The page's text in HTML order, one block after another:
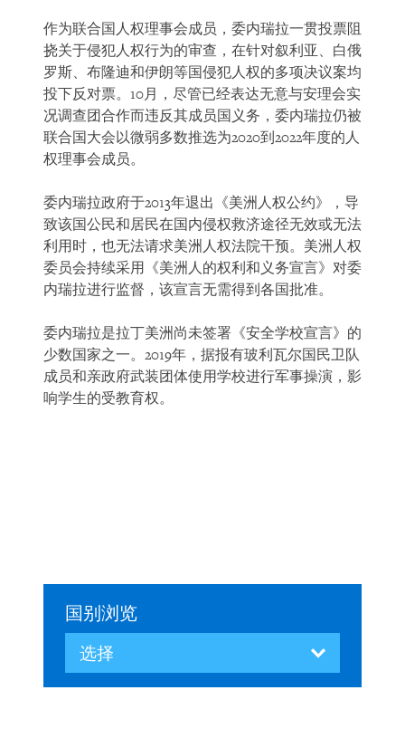
作为联合国人权理事会成员，委内瑞拉一贯投票阻
挠关于侵犯人权行为的审查，在针对叙利亚、白俄
罗斯、布隆迪和伊朗等国侵犯人权的多项决议案均
投下反对票。10月，尽管已经表达无意与安理会实
况调查团合作而违反其成员国义务，委内瑞拉仍被
联合国大会以微弱多数推选为2020到2022年度的人
权理事会成员。
委内瑞拉政府于2013年退出《美洲人权公约》，导
致该国公民和居民在国内侵权救济途径无效或无法
利用时，也无法请求美洲人权法院干预。美洲人权
委员会持续采用《美洲人的权利和义务宣言》对委
内瑞拉进行监督，该宣言无需得到各国批准。
委内瑞拉是拉丁美洲尚未签署《安全学校宣言》的
少数国家之一。2019年，据报有玻利瓦尔国民卫队
成员和亲政府武装团体使用学校进行军事操演，影
响学生的受教育权。
国别浏览